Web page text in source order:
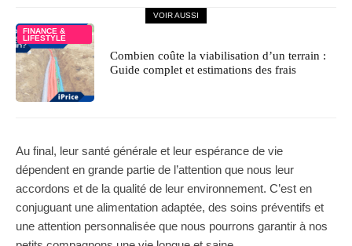
VOIR AUSSI
FINANCE &
LIFESTYLE
Combien coûte la viabilisation d’un terrain :
Guide complet et estimations des frais
Au final, leur santé générale et leur espérance de vie
dépendent en grande partie de l’attention que nous leur
accordons et de la qualité de leur environnement. C’est en
conjuguant une alimentation adaptée, des soins préventifs et
une attention personnalisée que nous pourrons garantir à nos